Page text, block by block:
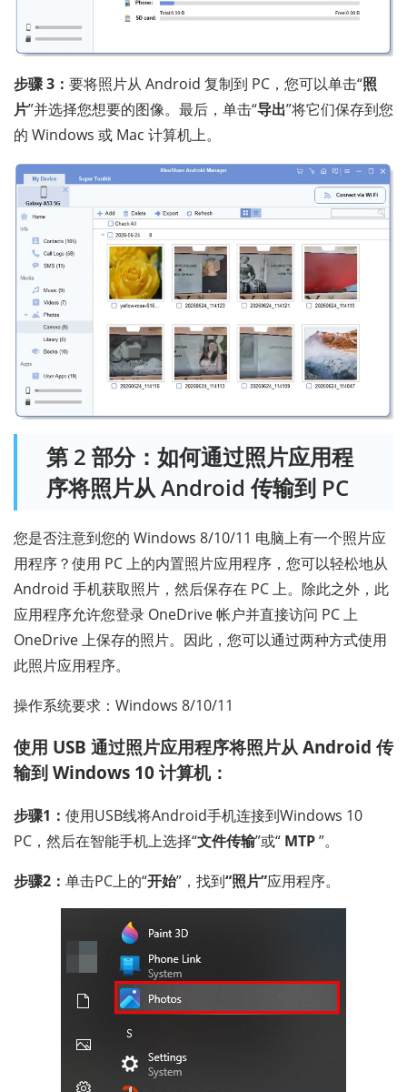
步骤 3： 要将照片从 Android 复制到 PC，您可以单击“照
片”并选择您想要的图像。最后，单击“导出”将它们保存到您
的 Windows 或 Mac 计算机上。
第 2 部分：如何通过照片应用程
序将照片从 Android 传输到 PC
您是否注意到您的 Windows 8/10/11 电脑上有一个照片应
用程序？使用 PC 上的内置照片应用程序，您可以轻松地从
Android 手机获取照片，然后保存在 PC 上。除此之外，此
应用程序允许您登录 OneDrive 帐户并直接访问 PC 上
OneDrive 上保存的照片。因此，您可以通过两种方式使用
此照片应用程序。
操作系统要求：Windows 8/10/11
使用 USB 通过照片应用程序将照片从 Android 传
输到 Windows 10 计算机：
步骤1： 使用USB线将Android手机连接到Windows 10
PC，然后在智能手机上选择“文件传输”或“ MTP”。
步骤2： 单击PC上的“开始”，找到“照片”应用程序。